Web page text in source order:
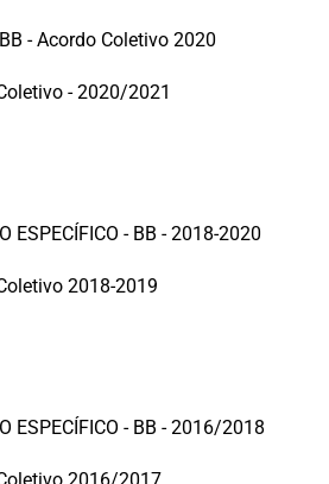
- Acordo Coletivo 2020
- 2020/2021
ESPECÍFICO - BB - 2018-2020
2018-2019
ESPECÍFICO - BB - 2016/2018